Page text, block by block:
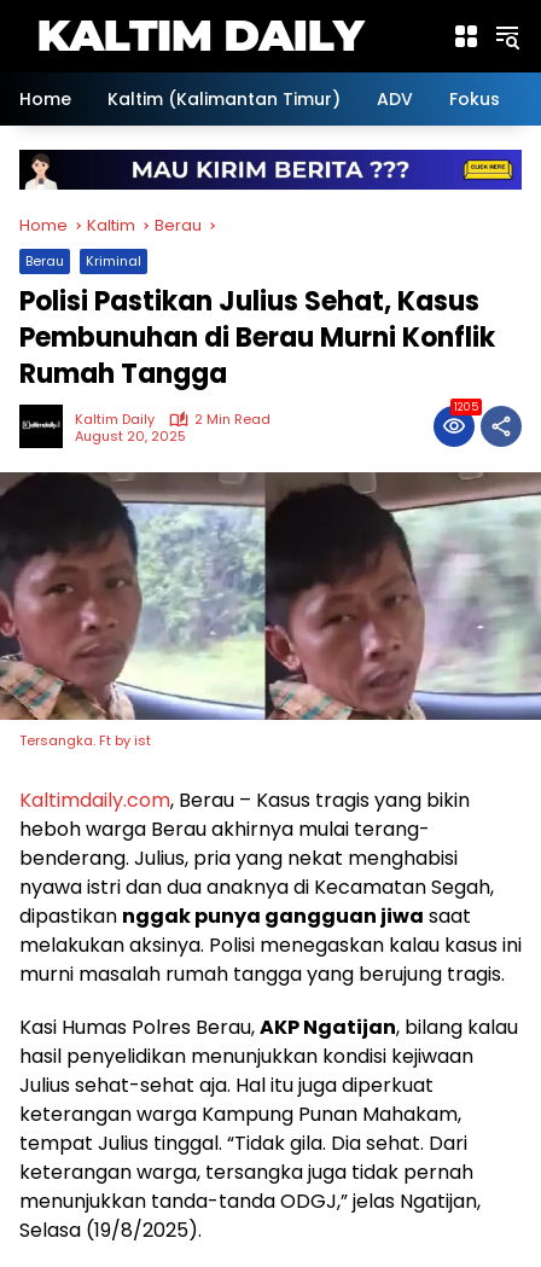
Home
Kaltim (Kalimantan Timur) ADV Fokus
Home Kaltim Berau
Berau Kriminal
Polisi Pastikan Julius Sehat, Kasus
Pembunuhan di Berau Murni Konflik
Rumah Tangga
Kaltim Daily
2 Min Read
August 20, 2025
1205
Tersangka. Ft by ist
Kaltimdaily.com, Berau – Kasus tragis yang bikin
heboh warga Berau akhirnya mulai terang-
benderang. Julius, pria yang nekat menghabisi
nyawa istri dan dua anaknya di Kecamatan Segah,
dipastikan nggak punya gangguan jiwa saat
melakukan aksinya. Polisi menegaskan kalau kasus ini
murni masalah rumah tangga yang berujung tragis.
Kasi Humas Polres Berau,AKP Ngatijan, bilang kalau
hasil penyelidikan menunjukkan kondisi kejiwaan
Julius sehat-sehat aja. Hal itu juga diperkuat
keterangan warga Kampung Punan Mahakam,
tempat Julius tinggal. “Tidak gila. Dia sehat. Dari
keterangan warga, tersangka juga tidak pernah
menunjukkan tanda-tanda ODGJ,” jelas Ngatijan,
Selasa (19/8/2025).